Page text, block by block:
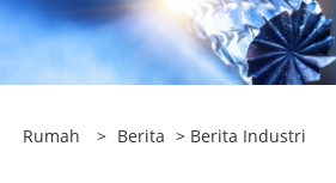
Rumah > Berita > Berita Industri